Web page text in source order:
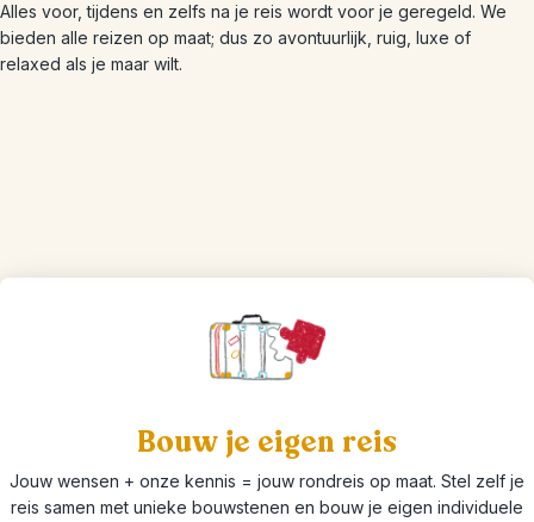
Alles voor, tijdens en zelfs na je reis wordt voor je geregeld. We
bieden alle reizen op maat; dus zo avontuurlijk, ruig, luxe of
relaxed als je maar wilt.
Bouw je eigen reis
Jouw wensen + onze kennis = jouw rondreis op maat. Stel zelf je
reis samen met unieke bouwstenen en bouw je eigen individuele